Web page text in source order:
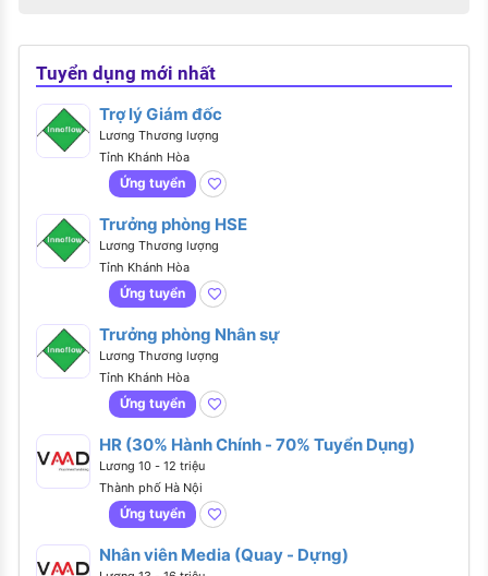
Tuyển dụng mới nhất
Trợ lý Giám đốc
Lương Thương lượng
Tỉnh Khánh Hòa
Ứng tuyển
Trưởng phòng HSE
Lương Thương lượng
Tỉnh Khánh Hòa
Ứng tuyển
Trưởng phòng Nhân sự
Lương Thương lượng
Tỉnh Khánh Hòa
Ứng tuyển
HR (30% Hành Chính - 70% Tuyển Dụng)
Lương 10 - 12 triệu
Thành phố Hà Nội
Ứng tuyển
Nhân viên Media (Quay - Dựng)